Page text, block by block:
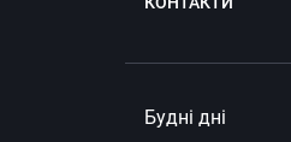
Будні дні